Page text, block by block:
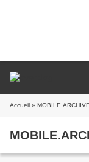
Accueil »